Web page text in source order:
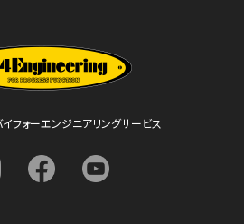
フォーエンジニアリングサービス